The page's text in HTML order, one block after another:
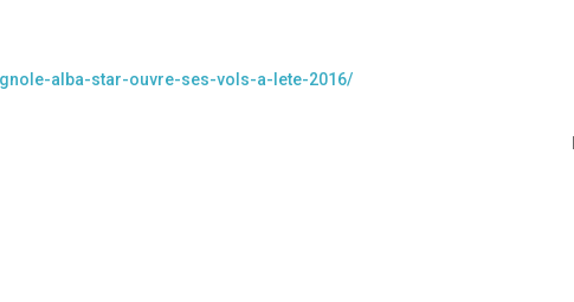
alba-star-ouvre-ses-vols-a-lete-2016/